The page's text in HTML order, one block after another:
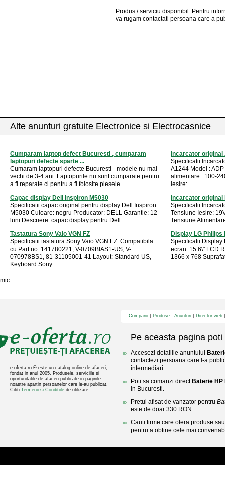
Produs / serviciu disponibil . Pentru
va rugam contactati persoana care a
Alte anunturi gratuite Electronice si Electrocasnice
Cumparam laptop defect Bucuresti , cumparam
laptopuri defecte sparte ...
Cumaram laptopuri defecte Bucuresti - modele nu mai
vechi de 3-4 ani. Laptopurile nu sunt cumparate pentru
a fi reparate ci pentru a fi folosite piesele ...
Incarcator
Specificatii
A1244 Model :
alimentare : 100-
iesire: ...
Capac display Dell Inspiron M5030
Specificatii capac original pentru display Dell Inspiron
M5030 Culoare: negru Producator: DELL Garantie: 12
luni Descriere: capac display pentru Dell ...
Incarcator
Specificatii
Tensiune Iesire:
Tensiune
Tastatura Sony Vaio VGN FZ
Specificatii tastatura Sony Vaio VGN FZ: Compatibila
cu Part no: 141780221, V-0709BIAS1-US, V-
070978BS1, 81-31105001-41 Layout: Standard US,
Keyboard Sony ...
Display LG Philips
Specificatii Display
ecran: 15.6\" LCD
1366 x 768
mic
e-oferta.ro ® este un catalog online de afaceri,
fondat in anul 2005. Produsele, serviciile si
oportunitatile de afaceri publicate in paginile
noastre apartin persoanelor care le-au publicat.
Cititi Termenii si Conditiile de utilizare.
Companii Produse Anunturi Director web
Pe aceasta pagina poti
Accesezi detaliile anuntului
contactezi persoana care l-a
intermediari.
Poti sa comanzi direct Baterie HP
in Bucuresti.
Pretul afisat de vanzator pentru
este de doar 330 RON.
Cauti firme care ofera produse
pentru a obtine cele mai